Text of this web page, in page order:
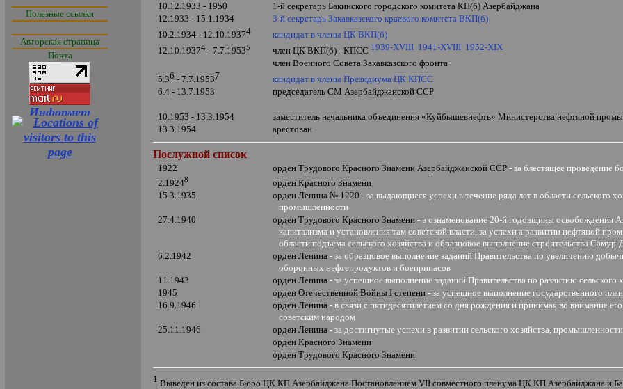
Полезные ссылки
Авторская страница
Почта
10.12.1933 - 1950
1-й секретарь Бакинского городского комитета КП(б) Азербайджана
12.1933 - 15.1.1934
3-й секретарь Закавказского краевого комитета ВКП(б)
10.2.1934 - 12.10.19374
кандидат в члены ЦК ВКП(б)
12.10.19374 - 7.7.19535 член ЦК ВКП(б) - КПСС 1939-XVIII 1941-XVIII 1952-XIX
член Военного Совета Закавказского фронта
5.36 - 7.7.19537
кандидат в члены Президиума ЦК КПСС
6.4 - 13.7.1953
председатель СМ Азербайджанской ССР
10.1953 - 13.3.1954
заместитель начальника объединения «Куйбышевнефть» Министерства нефтяной
13.3.1954
арестован
Послужной список
1922 орден Трудового Красного Знамени Азербайджанской ССР- за блестящее проведение
2.19248
орден Красного Знамени
15.3.1935
орден Ленина № 1220- за выдающиеся успехи в течение ряда лет в области сельского
промышленности
27.4.1940
орден Трудового Красного Знамени-в ознаменование 20-й годовщины освобождения
капитализма и установления там советской власти, за успехи а развитии нефтяной
области подъема сельского хозяйства и образцовое выполнение строительства Самур-
6.2.1942
орден Ленина- за образцовое выполнение заданий Правительства по увеличению
оборонных нефтепродуктов и боеприпасов
11.1943
орден Ленина- за успешное выполнение заданий Правительства по развитию сельского
1945
орден Отечественной ВойныI степени- за успешное выполнение государственного
16.9.1946
орден Ленина- в связи с пятидесятилетием со дня рождения и принимая во внимание
советским народом
25.11.1946
орден Ленина- за достигнутые успехи в развитии сельского хозяйства,
орден Красного Знамени
орден Трудового Красного Знамени
1 Выведен из состава Бюро ЦК КП Азербайджана ПостановлениемVIIсовместного пленума ЦК КП Азербайджана и